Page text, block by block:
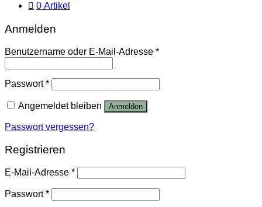
0 Artikel
Anmelden
Benutzername oder E-Mail-Adresse *
Passwort*
Angemeldet bleiben Anmelden
Passwort vergessen?
Registrieren
E-Mail-Adresse *
Passwort*